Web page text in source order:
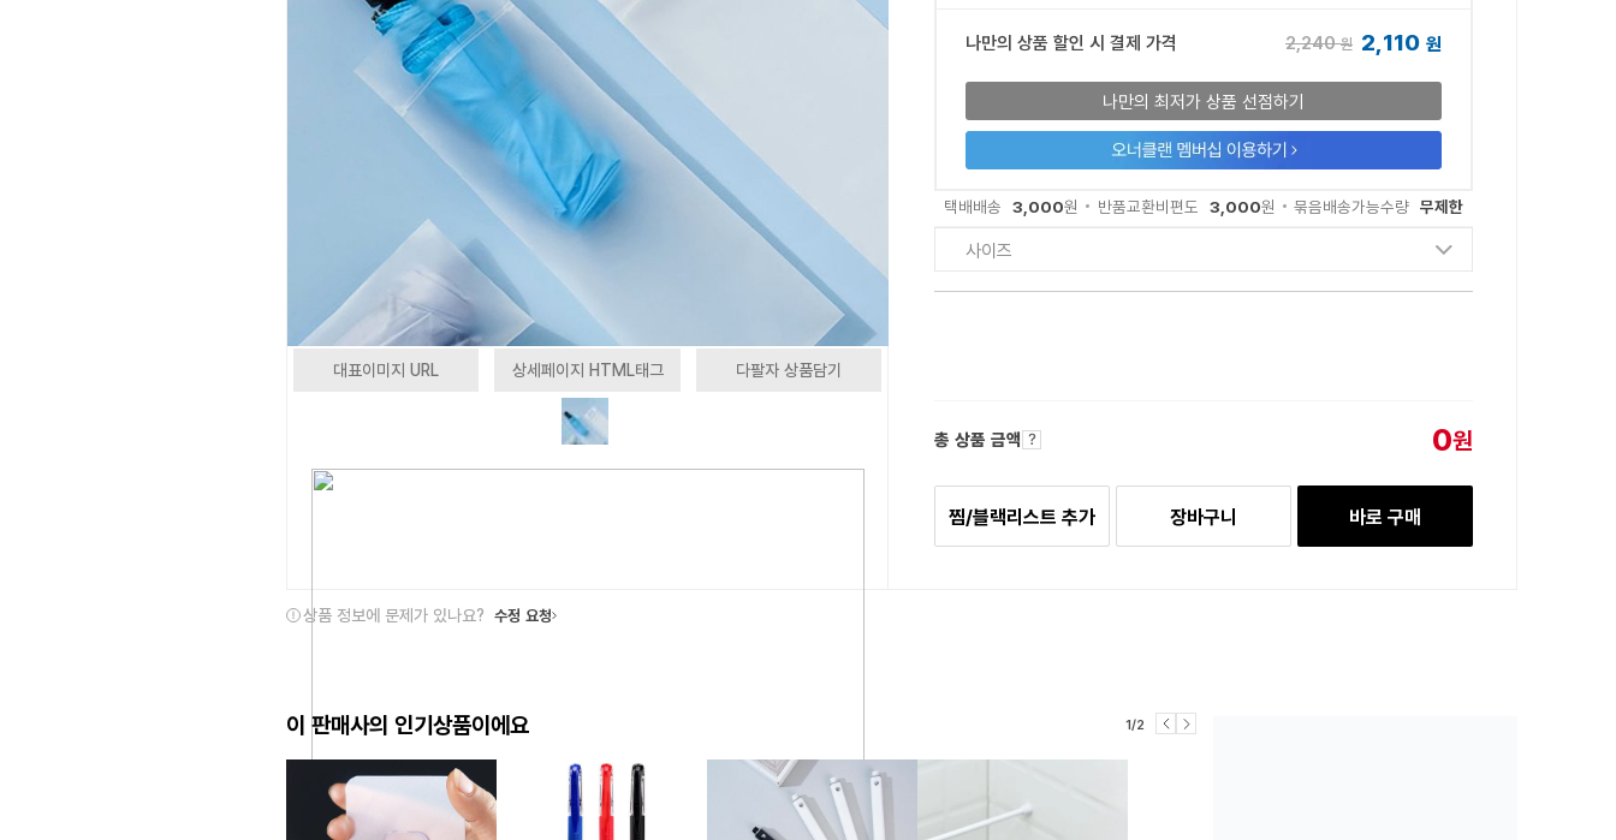
대표이미지 URL 상세페이지 HTML태그 다팔자 상품담기
나만의 상품 할인 시 결제 가격 2,240원 2,110 원
나만의 최저가 상품 선점하기
택배배송 3,000원 반품교환비편도 3,000원 묶음배송가능수량 무제한
사이즈
총 상품 금액 0원
찜/블랙리스트 추가 장바구니 바로 구매
상품 정보에 문제가 있나요? 수정 요청
이 판매사의 인기상품이에요 1/2